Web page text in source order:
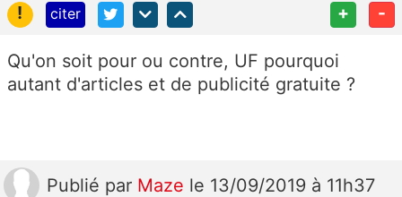
!
citer + -
Qu'on soit pour ou contre, UF pourquoi
autant d'articles et de publicité gratuite ?
Publié par Maze le 13/09/2019 à 11h37